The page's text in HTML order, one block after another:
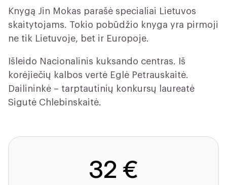
Knygą Jin Mokas parašė specialiai Lietuvos
skaitytojams. Tokio pobūdžio knyga yra pirmoji
ne tik Lietuvoje, bet ir Europoje.
Išleido Nacionalinis kuksando centras. Iš
korėjiečių kalbos vertė Eglė Petrauskaitė.
Dailininkė – tarptautinių konkursų laureatė
Sigutė Chlebinskaitė.
32 €